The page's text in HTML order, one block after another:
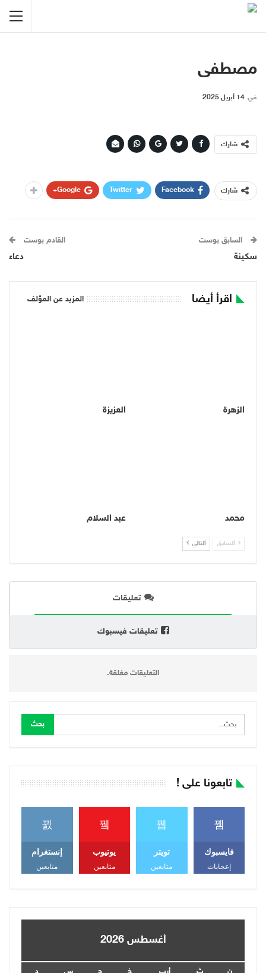
مصطفى
في 14 أبريل 2025
شارك
شارك Facebook
Twitter
Google+
السابق بوست
سكينة
القادم بوست
دعاء
اقرأ أيضا المزيد عن المؤلف
الزهرة العزيزة
محمد عبد السلام
السابق التالي
تعليقات
تعليقات فيسبوك
التعليقات مغلقة.
تابعونا على !
فايسبوك
إعجابات
تويتر
متابعين
يوتيوب
متابعين
إنستغرام
متابعين
أغسطس 2026